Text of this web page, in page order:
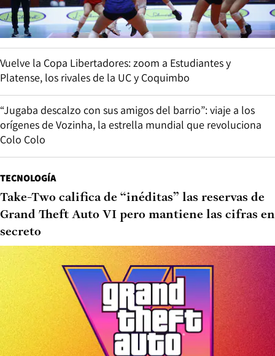
Vuelve la Copa Libertadores: zoom a Estudiantes y
Platense, los rivales de la UC y Coquimbo
“Jugaba descalzo con sus amigos del barrio”: viaje a los
orígenes de Vozinha, la estrella mundial que revoluciona
Colo Colo
TECNOLOGÍA
Take-Two califica de “inéditas” las reservas de
Grand Theft Auto VI pero mantiene las cifras en
secreto